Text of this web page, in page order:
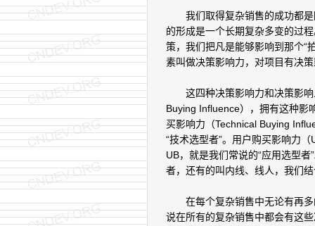
我们取得复杂销售的成功都是
的形成是一个长期复杂多变的过
策，我们把凡是能够影响到那个“
素叫做决策影响力，对项目有决
这四种决策影响力和决策影响
Buying Influence），拥有这种影
买影响力（Technical Buying
“技术选型者”。用户购买影响力
UB，就是我们常说的“应用选型
者，还有的叫内线、线人，我们
在每个复杂销售中无论有再多
说在所有的复杂销售中都会有这